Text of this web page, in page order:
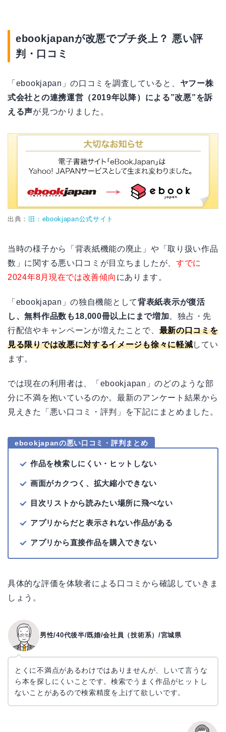
ebookjapanが改悪でプチ炎上？ 悪い評
判・口コミ
「ebookjapan」の口コミを調査していると、 ヤフー株
式会社との連携運営（2019年以降）による”改悪”を訴
える声が見つかりました。
出典： 旧：ebookjapan公式サイト
当時の様子から「背表紙機能の廃止」や「取り扱い作品
数」に関する悪い口コミが目立ちましたが、 すでに
2024年8月現在では改善傾向 にあります。
「ebookjapan」の独自機能として背表紙表示が復活
し、無料作品数も18,000冊以上にまで増加。独占・先
行配信やキャンペーンが増えたことで、 最新の口コミを
見る限りでは改悪に対するイメージも徐々に軽減してい
ます。
では現在の利用者は、「ebookjapan」のどのような部
分に不満を抱いているのか。最新のアンケート結果から
見えきた「悪い口コミ・評判」を下記にまとめました。
ebookjapanの悪い口コミ・評判まとめ
作品を検索しにくい・ヒットしない
画面がカクつく、拡大縮小できない
目次リストから読みたい場所に飛べない
アプリからだと表示されない作品がある
アプリから直接作品を購入できない
具体的な評価を体験者による口コミから確認していきま
しょう。
男性/40代後半/既婚/会社員（技術系）/宮城県
とくに不満点があるわけではありませんが、しいて言うな
ら本を探しにくいことです。検索でうまく作品がヒットし
ないことがあるので検索精度を上げて欲しいです。